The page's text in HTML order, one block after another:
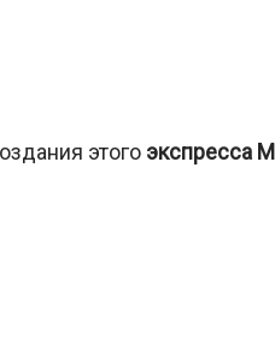
этого экспресса